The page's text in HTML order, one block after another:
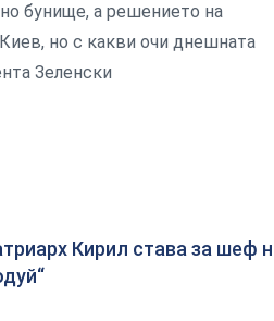
бунище, а решението на
но с какви очи днешната
Зеленски
Кирил става за шеф